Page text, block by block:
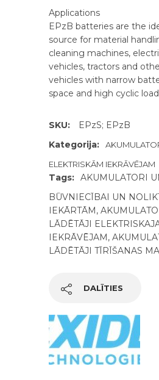
Applications
EPzB batteries are the
source for material
cleaning machines,
vehicles, tractors and
vehicles with narrow
space and high cyclic
SKU:
EPzS; EPzB
Kategorija:
ELEKTRISKĀM IEKRĀVĒJAM
Tags: AKUMULATORI
BŪVNIECĪBAI UN
IEKĀRTĀM,
LĀDĒTĀJI
IEKRĀVĒJAM,
LĀDĒTĀJI TĪRĪŠANAS
DALĪTIES